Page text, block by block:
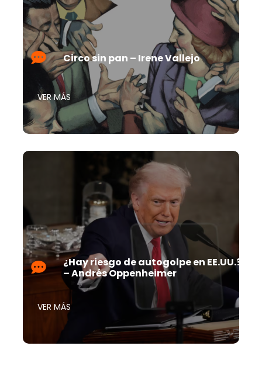
Circo sin pan – Irene Vallejo
VER MÁS
¿Hay riesgo de autogolpe en EE.UU.?
– Andrés Oppenheimer
VER MÁS